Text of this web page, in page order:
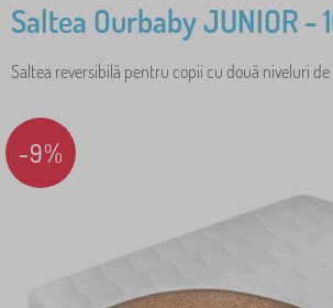
Saltea Ourbaby JUNIOR -
Saltea reversibilă pentru copii cu două niveluri
-9%